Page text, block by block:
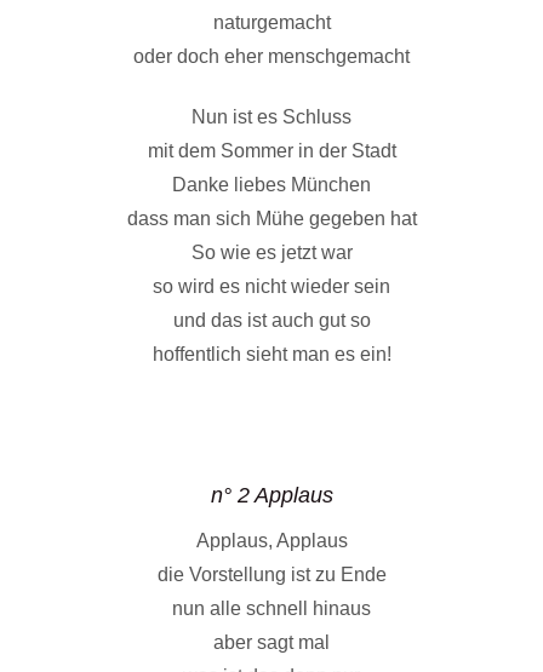
naturgemacht
oder doch eher menschgemacht
Nun ist es Schluss
mit dem Sommer in der Stadt
Danke liebes München
dass man sich Mühe gegeben hat
So wie es jetzt war
so wird es nicht wieder sein
und das ist auch gut so
hoffentlich sieht man es ein!
n° 2 Applaus
Applaus, Applaus
die Vorstellung ist zu Ende
nun alle schnell hinaus
aber sagt mal